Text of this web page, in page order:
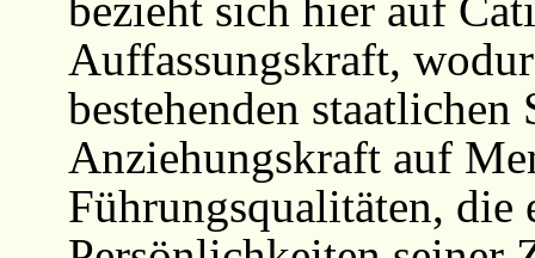
Auffassungskraft,
bestehenden
Anziehungskraft auf
Führungsqualitäten, die